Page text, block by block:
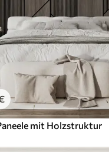
mit Holzstruktur